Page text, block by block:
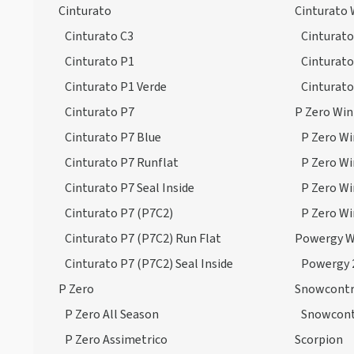
Scorpion ATR
Scorpion MS
Scorpion Seal Inside
Scorpion Verde (35)
Scorpion Verde All Season
Scorpion Verde All Season Run
Flat
Scorpion Verde Seal Inside
Scorpion Zero
Scorpion Zero All Season
Flat
(3)
Cinturato
Cinturato C3
Cinturato P1
Cinturato P1 Verde
Cinturato P7
Cinturato P7 Blue
Cinturato P7 Runflat
Cinturato P7 Seal Inside
Cinturato P7 (P7C2)
Cinturato P7 (P7C2) Run Flat
Cinturato P7 (P7C2) Seal Inside
P Zero
P Zero All Season
P Zero Assimetrico
Cinturato
Cinturato
P Zero
P Zero
P Zero
P Zero
P Zero
Powergy
Powergy
Scorpion